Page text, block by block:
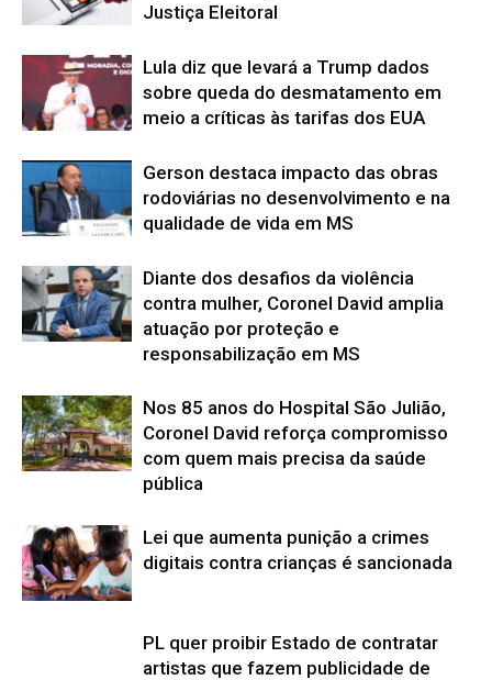
Justiça Eleitoral
Lula diz que levará a Trump dados
sobre queda do desmatamento em
meio a críticas às tarifas dos EUA
Gerson destaca impacto das obras
rodoviárias no desenvolvimento e na
qualidade de vida em MS
Diante dos desafios da violência
contra mulher, Coronel David amplia
atuação por proteção e
responsabilização em MS
Nos 85 anos do Hospital São Julião,
Coronel David reforça compromisso
com quem mais precisa da saúde
pública
Lei que aumenta punição a crimes
digitais contra crianças é sancionada
PL quer proibir Estado de contratar
artistas que fazem publicidade de